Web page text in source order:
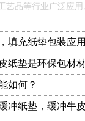
艺品等行业广泛应
填充纸垫包装应用
纸垫是环保包材
如何？
冲纸垫，缓冲牛